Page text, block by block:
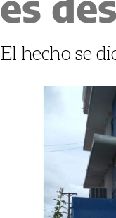
El hecho se